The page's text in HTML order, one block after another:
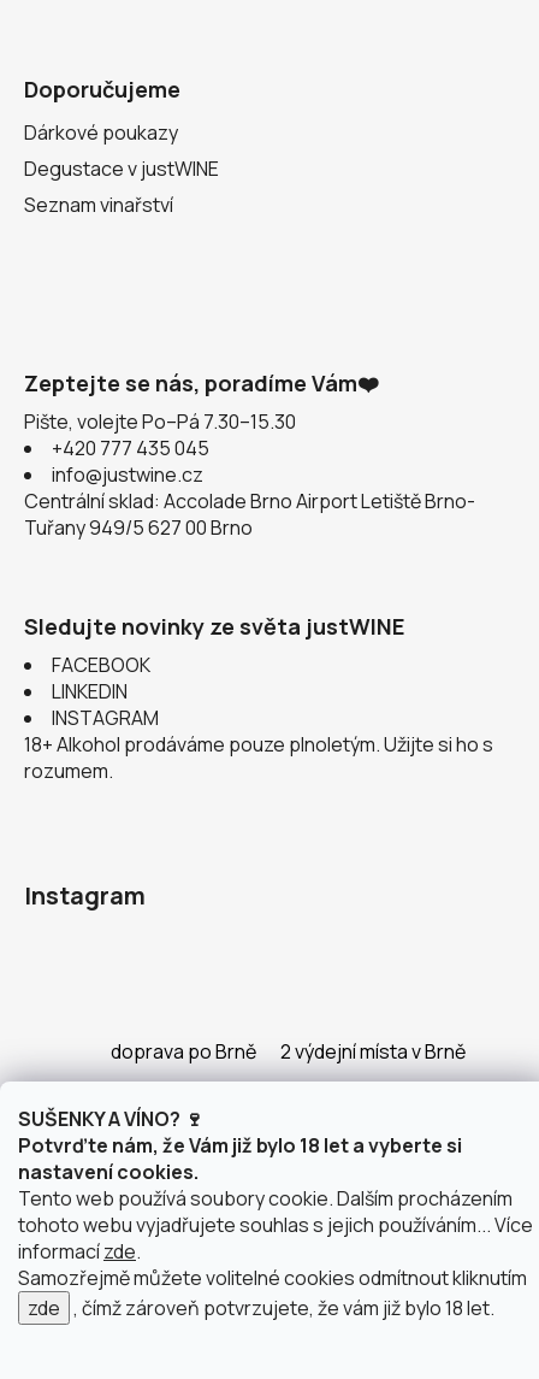
SUŠENKY A VÍNO? 🍷
Potvrďte nám, že Vám již bylo 18 let a vyberte si
nastavení cookies.
Tento web používá soubory cookie. Dalším procházením
tohoto webu vyjadřujete souhlas s jejich používáním... Více
informacízde.
Samozřejmě můžete volitelné cookies odmítnout kliknutím
zde , čímž zároveň potvrzujete, že vám již bylo 18 let.
Doporučujeme
Dárkové poukazy
Degustace v justWINE
Seznam vinařství
Zeptejte se nás, poradíme Vám❤️
Pište, volejte Po–Pá 7.30–15.30
+420 777 435 045
info@justwine.cz
Centrální sklad: Accolade Brno Airport Letiště Brno-
Tuřany 949/5 627 00 Brno
Sledujte novinky ze světa justWINE
FACEBOOK
LINKEDIN
INSTAGRAM
18+ Alkohol prodáváme pouze plnoletým. Užijte si ho s
rozumem.
Instagram
doprava po Brně 2 výdejní místa v Brně
Copyright 2026justWINE. Všechna práva vyhrazena.
Upravit nastavení cookies